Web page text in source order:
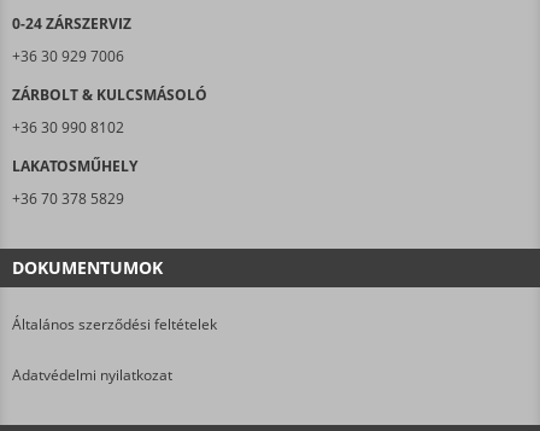
0-24 ZÁRSZERVIZ
+36 30 929 7006
ZÁRBOLT & KULCSMÁSOLÓ
+36 30 990 8102
LAKATOSMŰHELY
+36 70 378 5829
DOKUMENTUMOK
Általános szerződési feltételek
Adatvédelmi nyilatkozat